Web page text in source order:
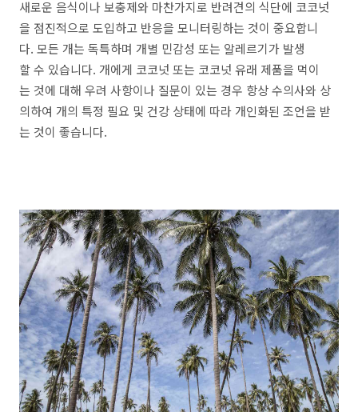
새로운 음식이나 보충제와 마찬가지로 반려견의 식단에 코코넛
을 점진적으로 도입하고 반응을 모니터링하는 것이 중요합니
다. 모든 개는 독특하며 개별 민감성 또는 알레르기가 발생
할 수 있습니다. 개에게 코코넛 또는 코코넛 유래 제품을 먹이
는 것에 대해 우려 사항이나 질문이 있는 경우 항상 수의사와 상
의하여 개의 특정 필요 및 건강 상태에 따라 개인화된 조언을 받
는 것이 좋습니다.